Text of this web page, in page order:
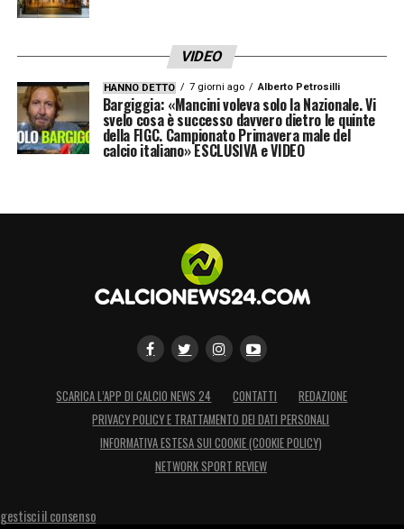
VIDEO
HANNO DETTO 7 giorni ago Alberto Petrosilli
Bargiggia: «Mancini voleva solo la Nazionale. Vi
svelo cosa è successo davvero dietro le quinte
della FIGC. Campionato Primavera male del
calcio italiano» ESCLUSIVA e VIDEO
SCARICA L’APP DI CALCIO NEWS 24 CONTATTI
REDAZIONE
PRIVACY POLICY E TRATTAMENTO DEI DATI PERSONALI
INFORMATIVA ESTESA SUI COOKIE (COOKIE POLICY)
NETWORK SPORT REVIEW
gestisci il consenso